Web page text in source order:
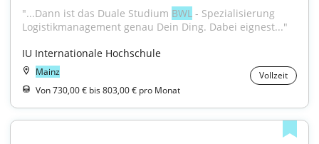
"...Dann ist das Duale Studium BWL - Spezialisierung
Logistikmanagement genau Dein Ding. Dabei eignest..."
IU Internationale Hochschule
Mainz
Vollzeit
Von 730,00 € bis 803,00 € pro Monat